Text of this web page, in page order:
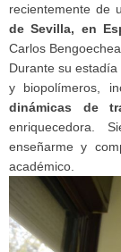
recientemente de
de Sevilla, en
Carlos
Durante su
y biopolímeros,
dinámicas de
enriquecedora.
enseñarme y
académico.